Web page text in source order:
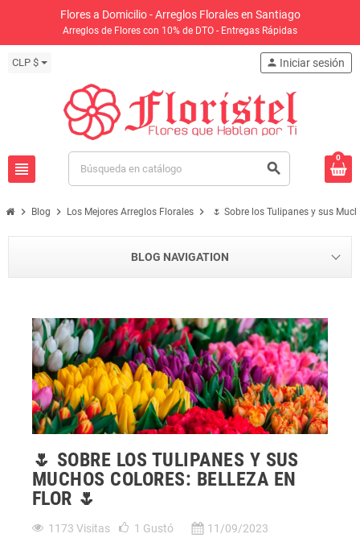
Flores a Domicilio - Arreglos Florales en Santiago
Arreglos de Flores con 10% de DTO - Entregas Rápidas
CLP $
view_headline search
person Iniciar sesión
0
chevron_right Blog chevron_right Los Mejores Arreglos Florales chevron_right 🌷 Sobre los Tulipanes y sus
BLOG NAVIGATION
🌷 SOBRE LOS TULIPANES Y SUS
MUCHOS COLORES: BELLEZA EN
FLOR 🌷
1173 Visitas 1 Gustó
11/09/2023